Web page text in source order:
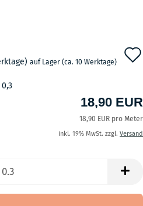
auf Lager (ca. 10 Werktage)
0,3
18,90 EUR
18,90 EUR pro Meter
inkl. 19% MwSt. zzgl. Versand